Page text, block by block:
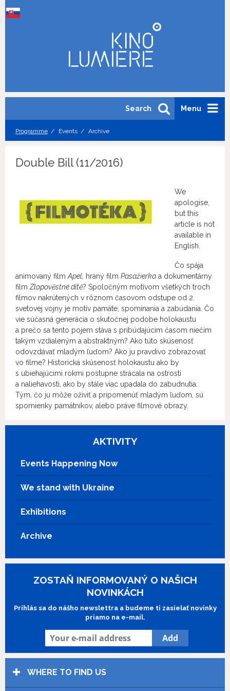
Menu
Search
Programme Events Archive
Double Bill (11/2016)
We
apologise,
but this
article is not
available in
English.
Čo spája
animovaný film Apel , hraný film Pasažierka a dokumentárny
film Zlopověstné dítě? Spoločným motívom všetkých troch
filmov nakrútených v rôznom časovom odstupe od 2.
svetovej vojny je motív pamäte, spomínania a zabúdania. Čo
vie súčasná generácia o skutočnej podobe holokaustu
a prečo sa tento pojem stáva s pribúdajúcim časom niečím
takým vzdialeným a abstraktným? Ako túto skúsenosť
odovzdávať mladým ľuďom? Ako ju pravdivo zobrazovať
vo filme? Historická skúsenosť holokaustu ako by
s ubiehajúcimi rokmi postupne strácala na ostrosti
a naliehavosti, ako by stále viac upadala do zabudnutia.
Tým, čo ju môže oživiť a pripomenúť mladým ľuďom, sú
spomienky pamätníkov, alebo práve filmové obrazy.
AKTIVITY
Events Happening Now
We stand with Ukraine
Exhibitions
Archive
ZOSTAŇ INFORMOVANÝ O NAŠICH
NOVINKÁCH
Prihlás sa do nášho newslettra a budeme ti zasielať novinky
priamo na e-mail.
WHERE TO FIND US